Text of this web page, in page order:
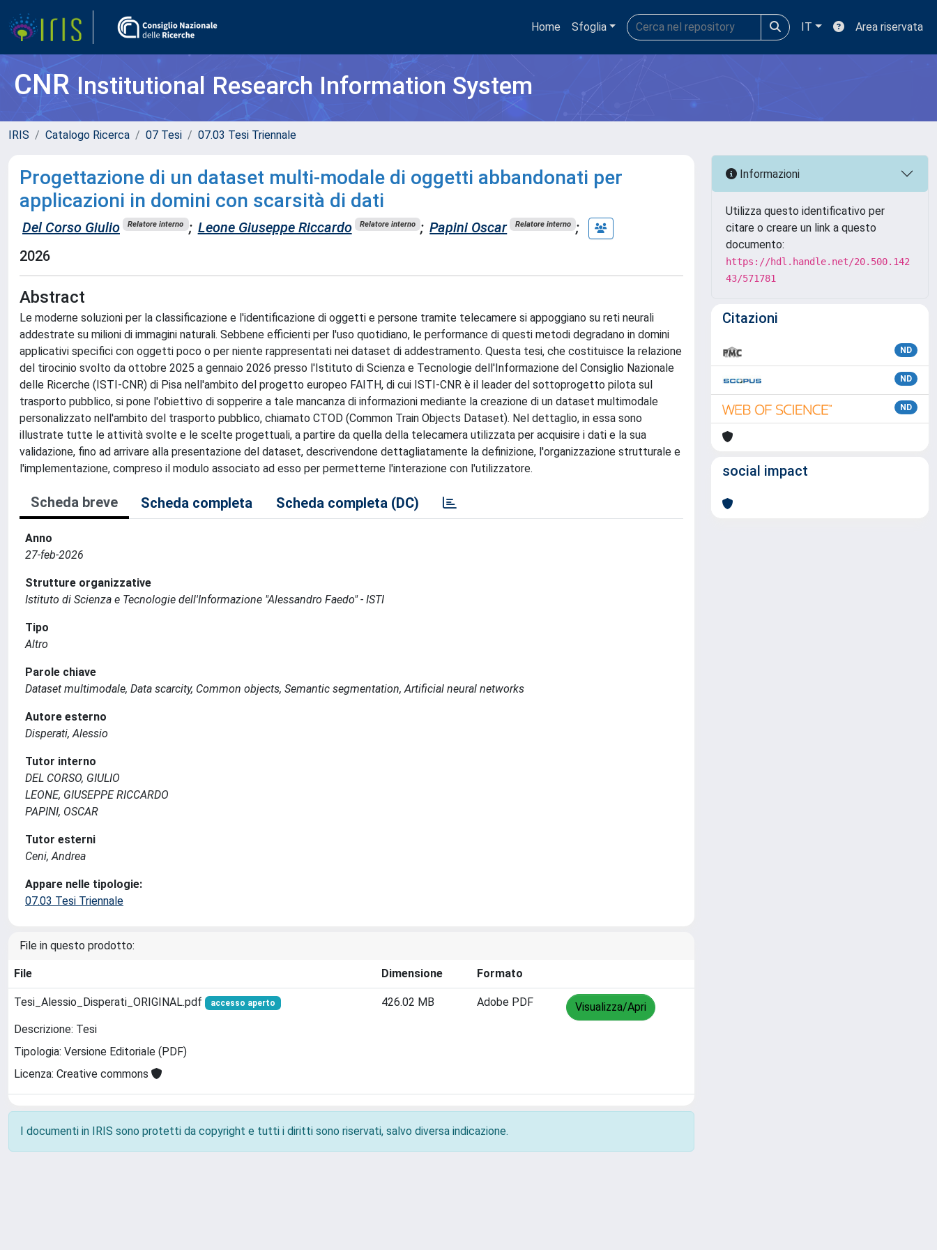
Home Sfoglia IT Area riservata
CNRInstitutional Research Information System
IRIS Catalogo Ricerca 07 Tesi 07.03 Tesi Triennale
Progettazione di un dataset multi-modale di oggetti abbandonati per
applicazioni in domini con scarsità di dati
Del Corso Giulio Relatore interno ; Leone Giuseppe Riccardo Relatore interno ; Papini Oscar Relatore interno ;
2026
Abstract
Le moderne soluzioni per la classificazione e l'identificazione di oggetti e persone tramite telecamere si appoggiano su reti neurali
addestrate su milioni di immagini naturali. Sebbene efficienti per l'uso quotidiano, le performance di questi metodi degradano in domini
applicativi specifici con oggetti poco o per niente rappresentati nei dataset di addestramento. Questa tesi, che costituisce la relazione
del tirocinio svolto da ottobre 2025 a gennaio 2026 presso l'Istituto di Scienza e Tecnologie dell'Informazione del Consiglio Nazionale
delle Ricerche (ISTI-CNR) di Pisa nell'ambito del progetto europeo FAITH, di cui ISTI-CNR è il leader del sottoprogetto pilota sul
trasporto pubblico, si pone l'obiettivo di sopperire a tale mancanza di informazioni mediante la creazione di un dataset multimodale
personalizzato nell'ambito del trasporto pubblico, chiamato CTOD (Common Train Objects Dataset). Nel dettaglio, in essa sono
illustrate tutte le attività svolte e le scelte progettuali, a partire da quella della telecamera utilizzata per acquisire i dati e la sua
validazione, fino ad arrivare alla presentazione del dataset, descrivendone dettagliatamente la definizione, l'organizzazione strutturale e
l'implementazione, compreso il modulo associato ad esso per permetterne l'interazione con l'utilizzatore.
Scheda breve Scheda completa Scheda completa (DC)
Anno
27-feb-2026
Strutture organizzative
Istituto di Scienza e Tecnologie dell'Informazione "Alessandro Faedo" - ISTI
Tipo
Altro
Parole chiave
Dataset multimodale, Data scarcity, Common objects, Semantic segmentation, Artificial neural networks
Autore esterno
Disperati, Alessio
Tutor interno
DEL CORSO, GIULIO
LEONE, GIUSEPPE RICCARDO
PAPINI, OSCAR
Tutor esterni
Ceni, Andrea
Appare nelle tipologie:
07.03 Tesi Triennale
File in questo prodotto:
File Dimensione Formato
Tesi_Alessio_Disperati_ORIGINAL.pdf accesso aperto
Descrizione: Tesi
Tipologia: Versione Editoriale (PDF)
Licenza: Creative commons
426.02 MB Adobe PDF Visualizza/Apri
I documenti in IRIS sono protetti da copyright e tutti i diritti sono riservati, salvo diversa indicazione.
Informazioni
Utilizza questo identificativo per
citare o creare un link a questo
documento:
https://hdl.handle.net/20.500.142
43/571781
Citazioni
ND
ND
ND
social impact